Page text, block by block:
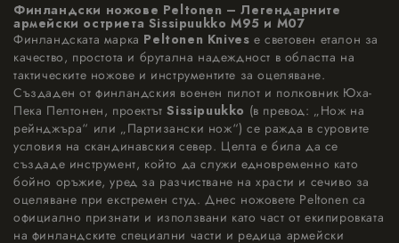
Финландски ножове Peltonen – Легендарните
армейски остриета Sissipuukko M95 и M07
Финландската марка Peltonen Knives е световен еталон за
качество, простота и брутална надеждност в областта на
тактическите ножове и инструментите за оцеляване.
Създаден от финландския военен пилот и полковник Юха-
Пека Пелтонен, проектътSissipuukko (в превод: „Нож на
рейнджъра“ или „Партизански нож“) се ражда в суровите
условия на скандинавския север. Целта е била да се
създаде инструмент, който да служи едновременно като
бойно оръжие, уред за разчистване на храсти и сечиво за
оцеляване при екстремен студ. Днес ножовете Peltonen са
официално признати и използвани като част от екипировката
на финландските специални части и редица армейски